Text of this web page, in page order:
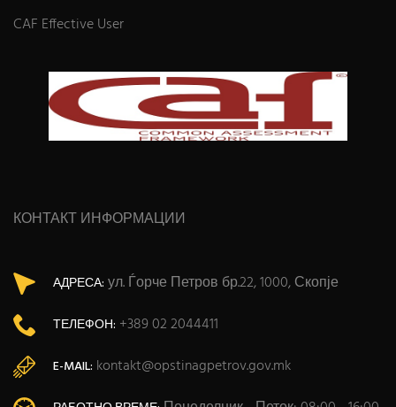
CAF Effective User
КОНТАКТ ИНФОРМАЦИИ
АДРЕСА: ул. Ѓорче Петров бр.22, 1000, Скопје
ТЕЛЕФОН: +389 02 2044411
E-MAIL: kontakt@opstinagpetrov.gov.mk